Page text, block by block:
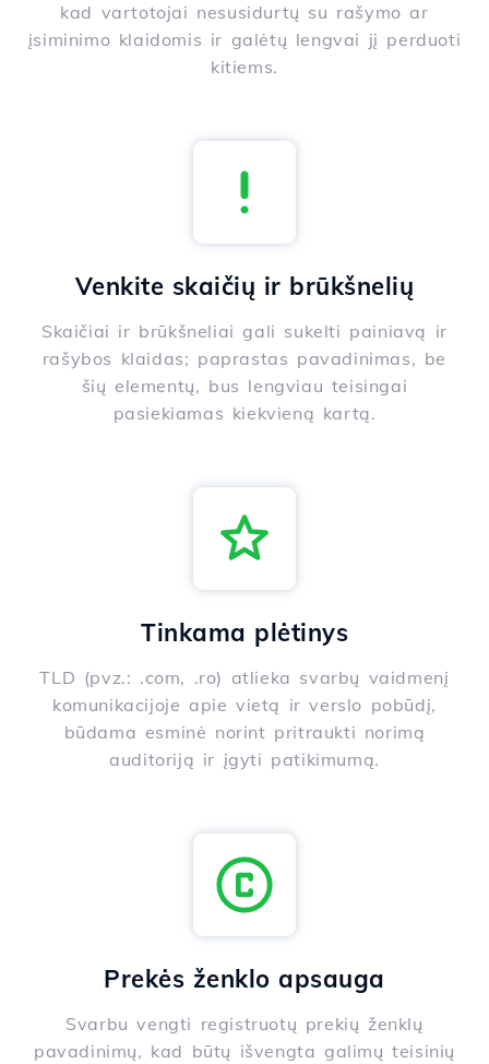
kad vartotojai nesusidurtų su rašymo ar
įsiminimo klaidomis ir galėtų lengvai jį perduoti
kitiems.
Venkite skaičių ir brūkšnelių
Skaičiai ir brūkšneliai gali sukelti painiavą ir
rašybos klaidas; paprastas pavadinimas, be
šių elementų, bus lengviau teisingai
pasiekiamas kiekvieną kartą.
Tinkama plėtinys
TLD (pvz.: .com, .ro) atlieka svarbų vaidmenį
komunikacijoje apie vietą ir verslo pobūdį,
būdama esminė norint pritraukti norimą
auditoriją ir įgyti patikimumą.
Prekės ženklo apsauga
Svarbu vengti registruotų prekių ženklų
pavadinimų, kad būtų išvengta galimų teisinių